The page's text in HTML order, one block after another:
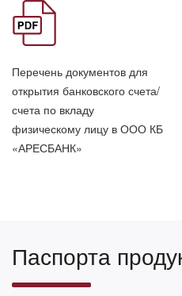
Перечень документов для
открытия банковского счета/
счета по вкладу
физическому лицу в ООО КБ
«АРЕСБАНК»
Паспорта